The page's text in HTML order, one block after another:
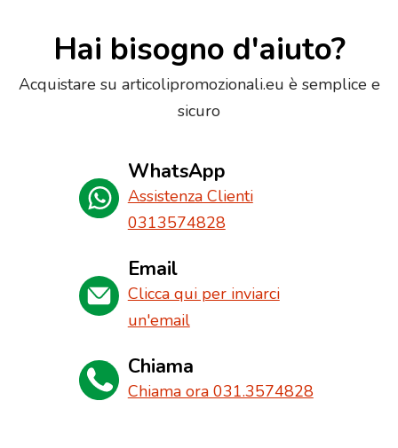
Hai bisogno d'aiuto?
Acquistare su articolipromozionali.eu è semplice e
sicuro
WhatsApp
Assistenza Clienti
0313574828
Email
Clicca qui per inviarci
un'email
Chiama
Chiama ora 031.3574828